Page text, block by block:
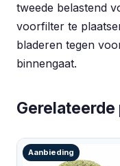
tweede belastend
voorfilter te
bladeren tegen
binnengaat.
Aanbieding